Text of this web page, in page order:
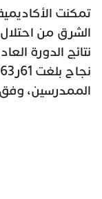
تمكنت
الشرق من
الممدرسين، وفق